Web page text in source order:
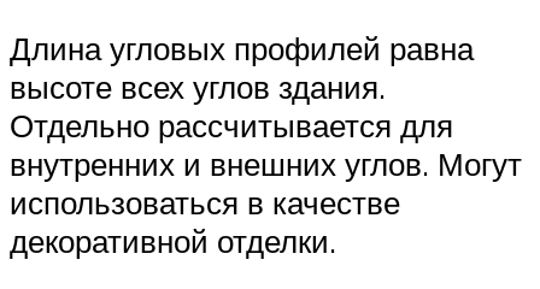
Длина угловых профилей равна
высоте всех углов здания.
Отдельно рассчитывается для
внутренних и внешних углов. Могут
использоваться в качестве
декоративной отделки.